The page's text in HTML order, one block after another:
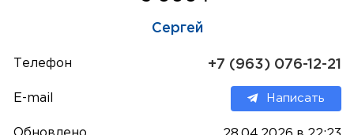
Сергей
Телефон +7 (963) 076-12-21
E-mail Написать